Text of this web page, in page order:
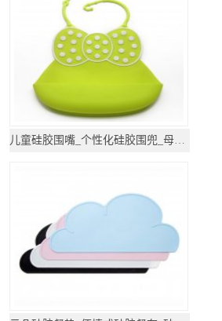
儿童硅胶围嘴_个性化硅胶围兜_母婴用品